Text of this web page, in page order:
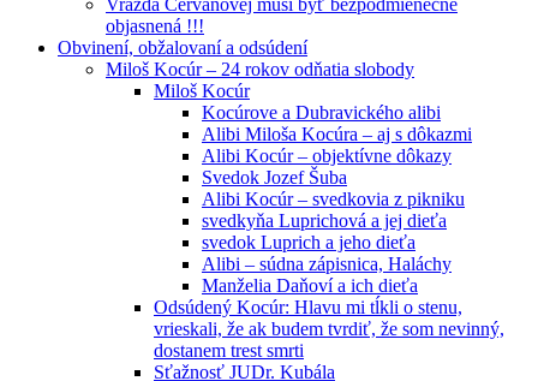
objasnená !!!
Obvinení, obžalovaní a odsúdení
Miloš Kocúr – 24 rokov odňatia slobody
Miloš Kocúr
Kocúrove a Dubravického alibi
Alibi Miloša Kocúra – aj s dôkazmi
Alibi Kocúr – objektívne dôkazy
Svedok Jozef Šuba
Alibi Kocúr – svedkovia z pikniku
svedkyňa Luprichová a jej dieťa
svedok Luprich a jeho dieťa
Alibi – súdna zápisnica, Haláchy
Manželia Daňoví a ich dieťa
Odsúdený Kocúr: Hlavu mi tĺkli o stenu,
vrieskali, že ak budem tvrdiť, že som nevinný,
dostanem trest smrti
Sťažnosť JUDr. Kubála